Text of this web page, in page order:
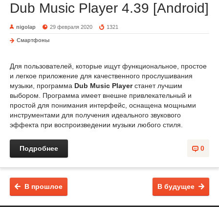
Dub Music Player 4.39 [Android]
nigolap 29 февраля 2020 1321
Смартфоны
Для пользователей, которые ищут функциональное, простое
и легкое приложение для качественного прослушивания
музыки, программа Dub Music Playerстанет лучшим
выбором. Программа имеет внешне привлекательный и
простой для понимания интерфейс, оснащена мощными
инструментами для получения идеального звукового
эффекта при воспроизведении музыки любого стиля.
0
Подробнее
В будущее
В прошлое